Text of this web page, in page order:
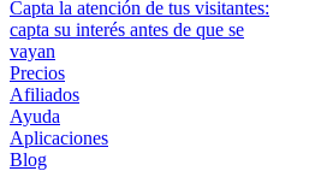
Capta la atención de tus visitantes:
capta su interés antes de que se
vayan
Precios
Afiliados
Ayuda
Aplicaciones
Blog